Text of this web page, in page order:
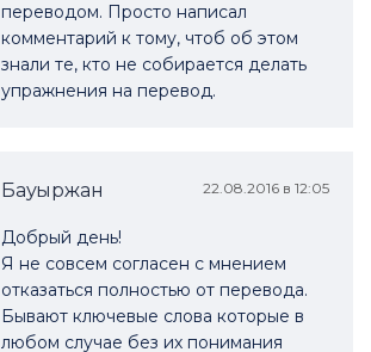
переводом. Просто написал
комментарий к тому, чтоб об этом
знали те, кто не собирается делать
упражнения на перевод.
Бауыржан 22.08.2016 в 12:05
Добрый день!
Я не совсем согласен с мнением
отказаться полностью от перевода.
Бывают ключевые слова которые в
любом случае без их понимания